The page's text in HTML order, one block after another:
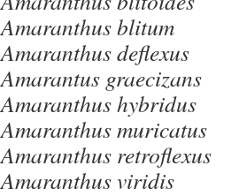
Amaranthus blitum
Amaranthus deflexus
Amarantus graecizans
Amaranthus hybridus
Amaranthus muricatus
Amaranthus retroflexus
Amaranthus viridis